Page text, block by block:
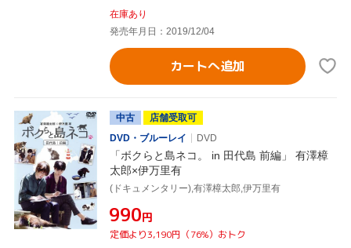
在庫あり
発売年月日：2019/12/04
カートへ追加
中古
店舗受取可
DVD・ブルーレイ
DVD
「ボクらと島ネコ。 in 田代島 前編」 有澤樟
太郎×伊万里有
(ドキュメンタリー),有澤樟太郎,伊万里有
¥990円
定価より3,190円（76%）おトク